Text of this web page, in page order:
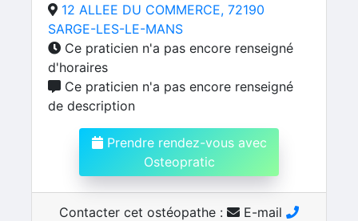
12 ALLEE DU COMMERCE, 72190
SARGE-LES-LE-MANS
Ce praticien n'a pas encore renseigné
d'horaires
Ce praticien n'a pas encore renseigné
de description
Prendre rendez-vous avec
Osteopratic
Contacter cet ostéopathe :
E-mail